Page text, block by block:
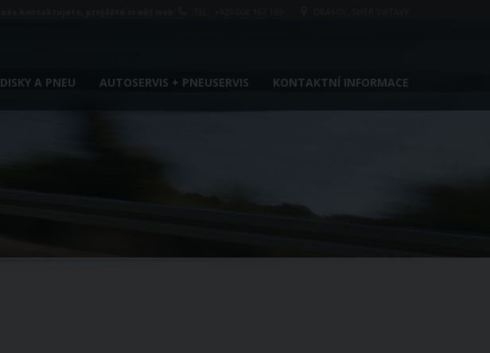
DISKY A PNEU AUTOSERVIS + PNEUSERVIS KONTAKTNÍ INFORMACE